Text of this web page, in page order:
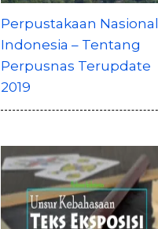
Perpustakaan Nasional
Indonesia – Tentang
Perpusnas Terupdate
2019